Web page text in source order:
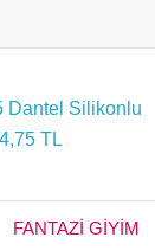
FANTAZİ GİYİM